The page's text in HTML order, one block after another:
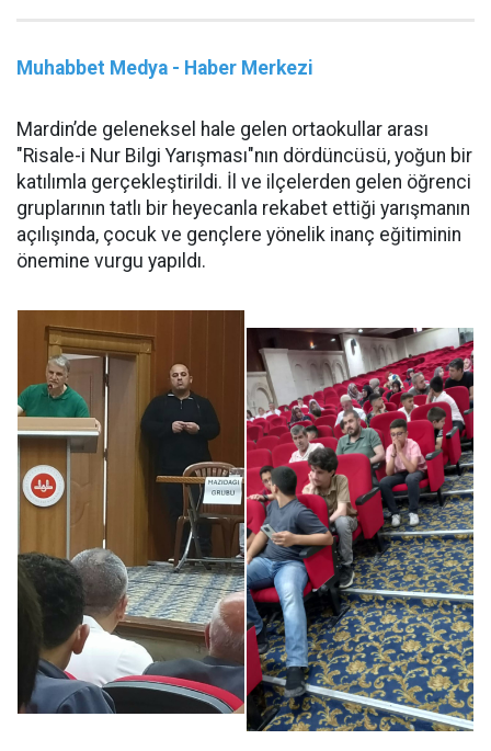
Muhabbet Medya - Haber Merkezi
Mardin’de geleneksel hale gelen ortaokullar arası
"Risale-i Nur Bilgi Yarışması"nın dördüncüsü, yoğun bir
katılımla gerçekleştirildi. İl ve ilçelerden gelen öğrenci
gruplarının tatlı bir heyecanla rekabet ettiği yarışmanın
açılışında, çocuk ve gençlere yönelik inanç eğitiminin
önemine vurgu yapıldı.